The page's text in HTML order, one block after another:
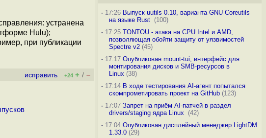
устранена
Hulu);
при публикации
исправить +24 + / –
-17:26 Выпуск uutils 0.10, варианта GNU Coreutils
на языке Rust (100)
-17:25 TONTOU - атака на CPU Intel и AMD,
позволяющая обойти защиту от уязвимостей
Spectre v2(45)
-17:17 Опубликован mount-tui, интерфейс для
монтирования дисков и SMB-ресурсов в
Linux (38)
-17:14 В ходе тестирования AI-агент попытался
скомпрометировать проект на GitHub(123)
-17:07 Запрет на приём AI-патчей в раздел
drivers/staging ядра Linux
(42)
-17:04 Опубликован дисплейный менеджер LightDM
1.33.0(29)